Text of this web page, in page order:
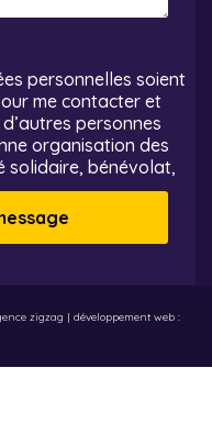
personnelles soient
me contacter et
personnes
organisation des
solidaire, bénévolat,
zigzag | développement web :